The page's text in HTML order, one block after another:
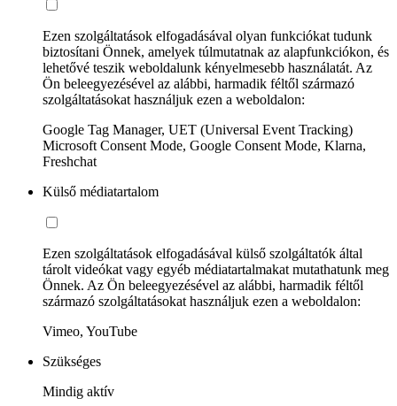
Ezen szolgáltatások elfogadásával olyan funkciókat tudunk
biztosítani Önnek, amelyek túlmutatnak az alapfunkciókon, és
lehetővé teszik weboldalunk kényelmesebb használatát. Az
Ön beleegyezésével az alábbi, harmadik féltől származó
szolgáltatásokat használjuk ezen a weboldalon:
Google Tag Manager, UET (Universal Event Tracking)
Microsoft Consent Mode, Google Consent Mode, Klarna,
Freshchat
Külső médiatartalom
Ezen szolgáltatások elfogadásával külső szolgáltatók által
tárolt videókat vagy egyéb médiatartalmakat mutathatunk meg
Önnek. Az Ön beleegyezésével az alábbi, harmadik féltől
származó szolgáltatásokat használjuk ezen a weboldalon:
Vimeo, YouTube
Szükséges
Mindig aktív